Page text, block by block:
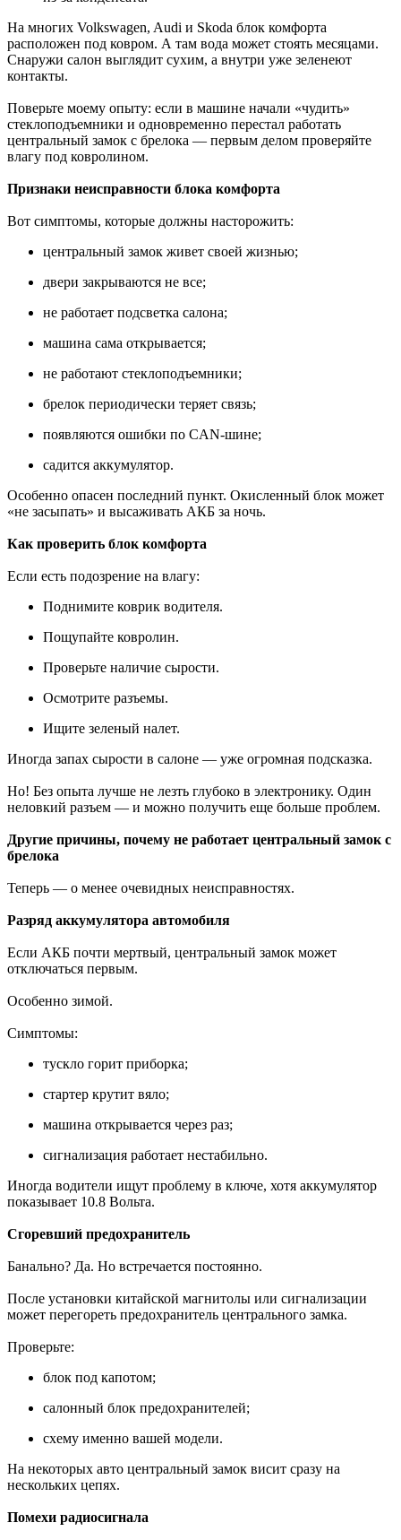
На многих Volkswagen, Audi и Skoda блок комфорта
расположен под ковром. А там вода может стоять месяцами.
Снаружи салон выглядит сухим, а внутри уже зеленеют
контакты.
Поверьте моему опыту: если в машине начали «чудить»
стеклоподъемники и одновременно перестал работать
центральный замок с брелока — первым делом проверяйте
влагу под ковролином.
Признаки неисправности блока комфорта
Вот симптомы, которые должны насторожить:
центральный замок живет своей жизнью;
двери закрываются не все;
не работает подсветка салона;
машина сама открывается;
не работают стеклоподъемники;
брелок периодически теряет связь;
появляются ошибки по CAN-шине;
садится аккумулятор.
Особенно опасен последний пункт. Окисленный блок может
«не засыпать» и высаживать АКБ за ночь.
Как проверить блок комфорта
Если есть подозрение на влагу:
Поднимите коврик водителя.
Пощупайте ковролин.
Проверьте наличие сырости.
Осмотрите разъемы.
Ищите зеленый налет.
Иногда запах сырости в салоне — уже огромная подсказка.
Но! Без опыта лучше не лезть глубоко в электронику. Один
неловкий разъем — и можно получить еще больше проблем.
Другие причины, почему не работает центральный замок с
брелока
Теперь — о менее очевидных неисправностях.
Разряд аккумулятора автомобиля
Если АКБ почти мертвый, центральный замок может
отключаться первым.
Особенно зимой.
Симптомы:
тускло горит приборка;
стартер крутит вяло;
машина открывается через раз;
сигнализация работает нестабильно.
Иногда водители ищут проблему в ключе, хотя аккумулятор
показывает 10.8 Вольта.
Сгоревший предохранитель
Банально? Да. Но встречается постоянно.
После установки китайской магнитолы или сигнализации
может перегореть предохранитель центрального замка.
Проверьте:
блок под капотом;
салонный блок предохранителей;
схему именно вашей модели.
На некоторых авто центральный замок висит сразу на
нескольких цепях.
Помехи радиосигнала